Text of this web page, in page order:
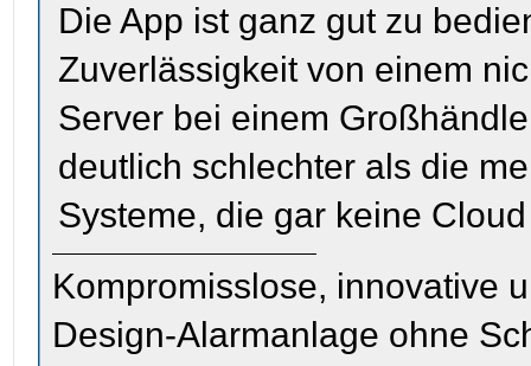
Die App ist ganz gut zu
Zuverlässigkeit von einem
Server bei einem
deutlich schlechter als die
Systeme, die gar keine
Kompromisslose, innovative
Design-Alarmanlage ohne